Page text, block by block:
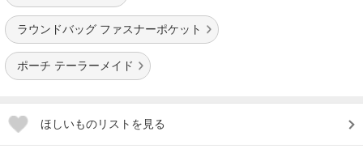
ラウンドバッグ ファスナーポケット
ポーチ テーラーメイド
ほしいものリストを見る